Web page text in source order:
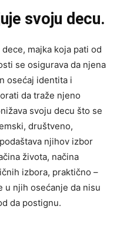
svoju decu.
majka koja pati od
se osigurava da njena
osećaj identita i
da traže njeno
svoju decu što se
društveno,
njihov izbor
života, načina
izbora, praktično –
u njih osećanje da nisu
da postignu.